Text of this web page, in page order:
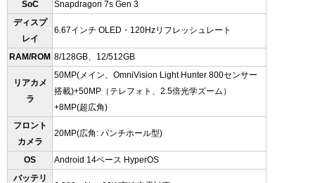
SoC
Snapdragon 7s Gen 3
ディスプ
レイ
6.67インチ OLED・120Hzリフレッシュレート
RAM/ROM 8/128GB、12/512GB
リアカメ
ラ
50MP(メイン、 OmniVision Light Hunter 800センサー
搭載)+50MP（テレフォト、2.5倍光学ズーム）
+8MP(超広角)
フロント
カメラ
20MP(広角: パンチホール型)
OS
Android 14ベース HyperOS
バッテリ